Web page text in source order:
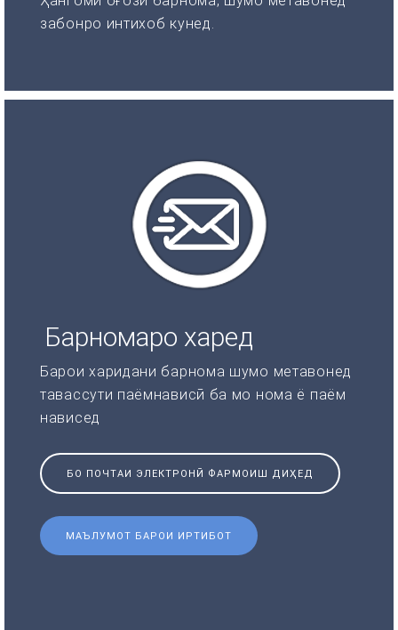
забонро интихоб кунед.
Барномаро харед
Барои харидани барнома шумо метавонед
тавассути паёмнависӣ ба мо нома ё паём
нависед
БО ПОЧТАИ ЭЛЕКТРОНӢ ФАРМОИШ ДИҲЕД
МАЪЛУМОТ БАРОИ ИРТИБОТ